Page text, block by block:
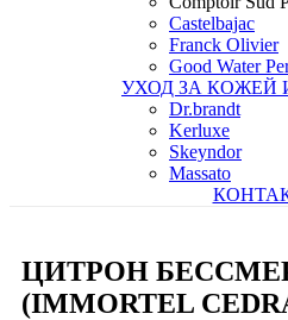
Castelbajac
Franck Olivier
Good Water
УХОД ЗА КОЖЕЙ
Dr.brandt
Kerluxe
Skeyndor
Massato
ЦИТРОН
(IMMORTEL